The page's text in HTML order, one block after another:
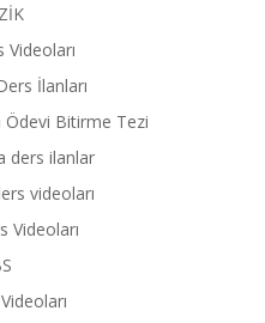
İlanları
Bitirme Tezi
ders ilanlar
videoları
Videoları